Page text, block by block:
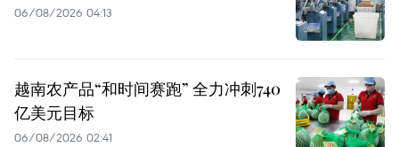
06/08/2026 04:13
越南农产品“和时间赛跑” 全力冲刺740
亿美元目标
06/08/2026 02:41